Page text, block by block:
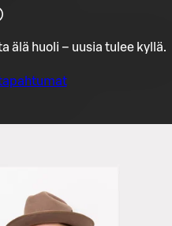
älä huoli – uusia tulee kyllä.